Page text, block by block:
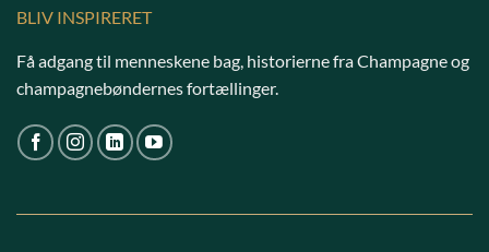
BLIV INSPIRERET
Få adgang til menneskene bag, historierne fra Champagne og
champagnebøndernes fortællinger.